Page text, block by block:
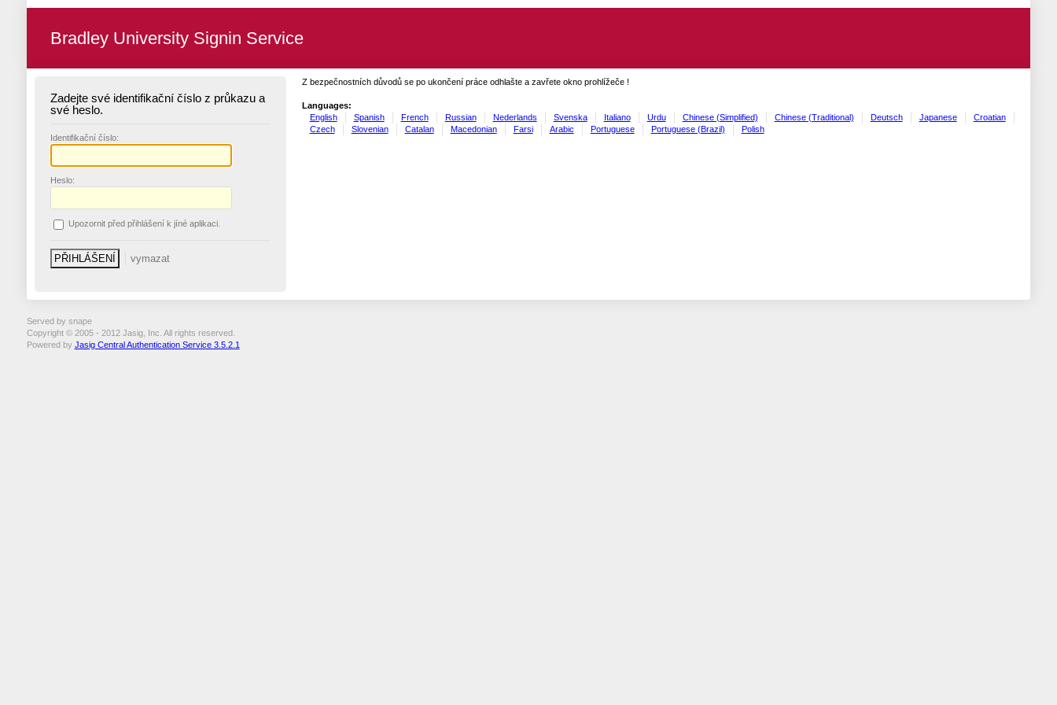
Bradley University Signin Service
Zadejte své identifikační číslo z průkazu a
své heslo.
Identifikační číslo:
Heslo:
Upozornit před přihlášení k jíné aplikaci.
Z bezpečnostních důvodů se po ukončení práce odhlašte a zavřete okno prohlížeče !
Languages:
English
Spanish French Russian Nederlands Svenska Italiano Urdu Chinese (Simplified) Chinese (Traditional) Deutsch Japanese
Croatian
Czech
Slovenian Catalan Macedonian Farsi Arabic Portuguese Portuguese (Brazil) Polish
Served by snape
Copyright © 2005 - 2012 Jasig, Inc. All rights reserved.
Powered by Jasig Central Authentication Service 3.5.2.1